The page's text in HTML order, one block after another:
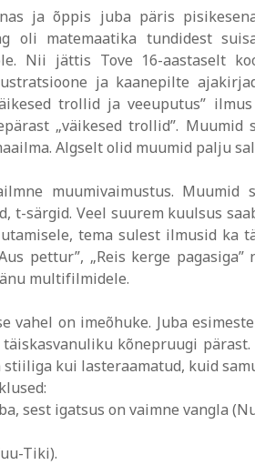
ja õppis juba päris
oli matemaatika tundidest
Nii jättis Tove 16-aastaselt
ja kaanepilte
trollid ja veeuputus” ilmus
„väikesed trollid”. Muumid
Algselt olid muumid palju
muumivaimustus.
särgid. Veel suurem kuulsus
tema sulest ilmusid ka
pettur”, „Reis kerge pagasiga”
multifilmidele.
vahel on imeõhuke. Juba
kõnepruugi pärast.
kui lasteraamatud, kuid
sest igatsus on vaimne vangla
Tiki).